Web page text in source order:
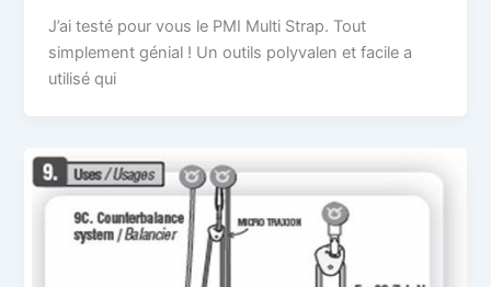
J’ai testé pour vous le PMI Multi Strap. Tout
simplement génial ! Un outils polyvalen et facile a
utilisé qui